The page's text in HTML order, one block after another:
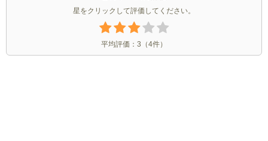
星をクリックして評価してください。
平均評価： 3 （4件）